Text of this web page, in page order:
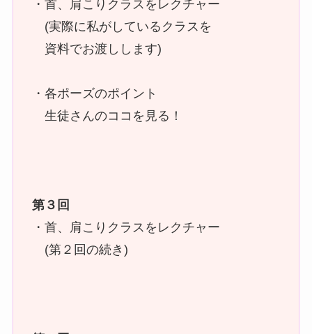
・首、肩こりクラスをレクチャー
(実際に私がしているクラスを
資料でお渡しします)
・各ポーズのポイント
生徒さんのココを見る！
第３回
・首、肩こりクラスをレクチャー
(第２回の続き)